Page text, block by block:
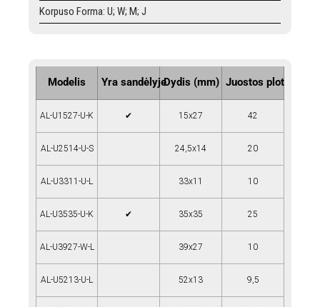
Korpuso Forma: U; W; M; J
Modelis Yra sandėlyjeDydis (mm) Juostos plotis
AL-U1527-U-K ✔ 15x27 42
AL-U2514-U-S 24,5x14 20
AL-U3311-U-L 33x11 10
AL-U3535-U-K ✔ 35x35 25
AL-U3927-W-L 39x27 10
AL-U5213-U-L 52x13 9,5